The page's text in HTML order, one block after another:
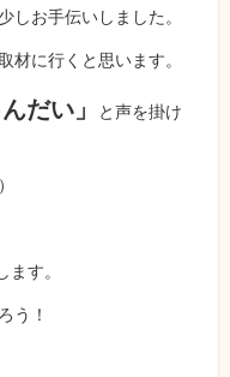
しお手伝いしました。
材に行くと思います。
だい」
と声を掛け
す。
う！